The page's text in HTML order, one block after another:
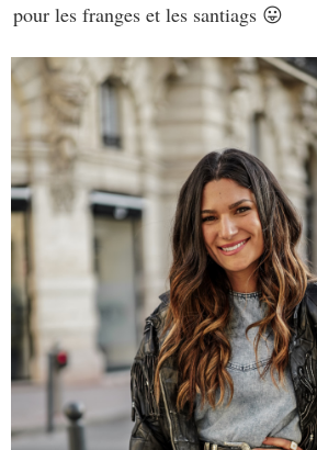
pour les franges et les santiags 😛